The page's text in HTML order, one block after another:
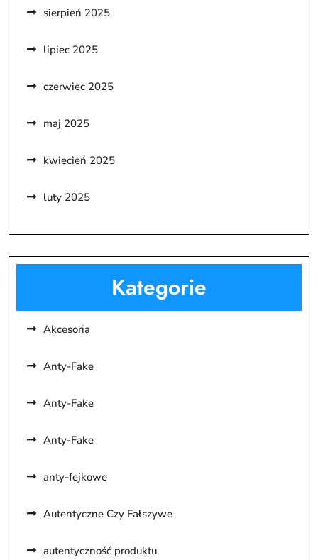
sierpień 2025
lipiec 2025
czerwiec 2025
maj 2025
kwiecień 2025
luty 2025
Kategorie
Akcesoria
Anty-Fake
Anty-Fake
Anty-Fake
anty-fejkowe
Autentyczne Czy Fałszywe
autentyczność produktu